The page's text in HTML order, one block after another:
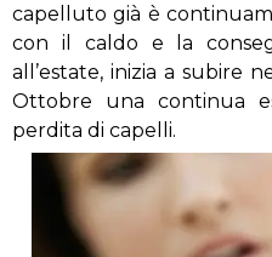
capelluto già è
con il caldo e la
all’estate, inizia a subire
Ottobre una continua
perdita di capelli.